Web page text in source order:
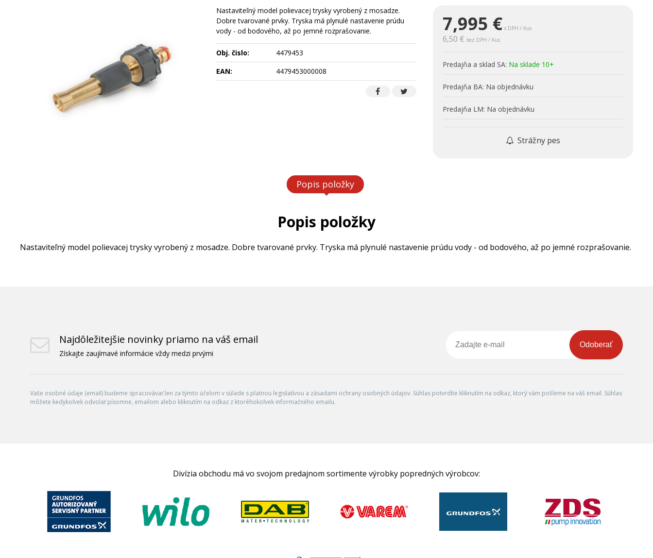
7,995 € s DPH / Kus
6,50 € bez DPH / Kus
Predajňa a sklad SA: Na sklade 10+
Predajňa BA: Na objednávku
Predajňa LM: Na objednávku
Strážny pes
Nastaviteľný model polievacej trysky vyrobený z mosadze.
Dobre tvarované prvky. Tryska má plynulé nastavenie prúdu
vody - od bodového, až po jemné rozprašovanie.
Obj. čislo:
4479453
EAN:
4479453000008
Popis položky
Popis položky
Nastaviteľný model polievacej trysky vyrobený z mosadze. Dobre tvarované prvky. Tryska má plynulé nastavenie prúdu vody - od bodového, až po jemné rozprašovanie.
Najdôležitejšie novinky priamo na váš email
Získajte zaujímavé informácie vždy medzi prvými
Odoberať
Vaše osobné údaje (email) budeme spracovávať len za týmto účelom v súlade s platnou legislatívou a zásadami ochrany osobných údajov. Súhlas potvrdíte kliknutím na odkaz, ktorý vám pošleme na váš email. Súhlas
môžete kedykoľvek odvolať písomne, emailom alebo kliknutím na odkaz z ktoréhokoľvek informačného emailu.
Divízia obchodu má vo svojom predajnom sortimente výrobky popredných výrobcov: